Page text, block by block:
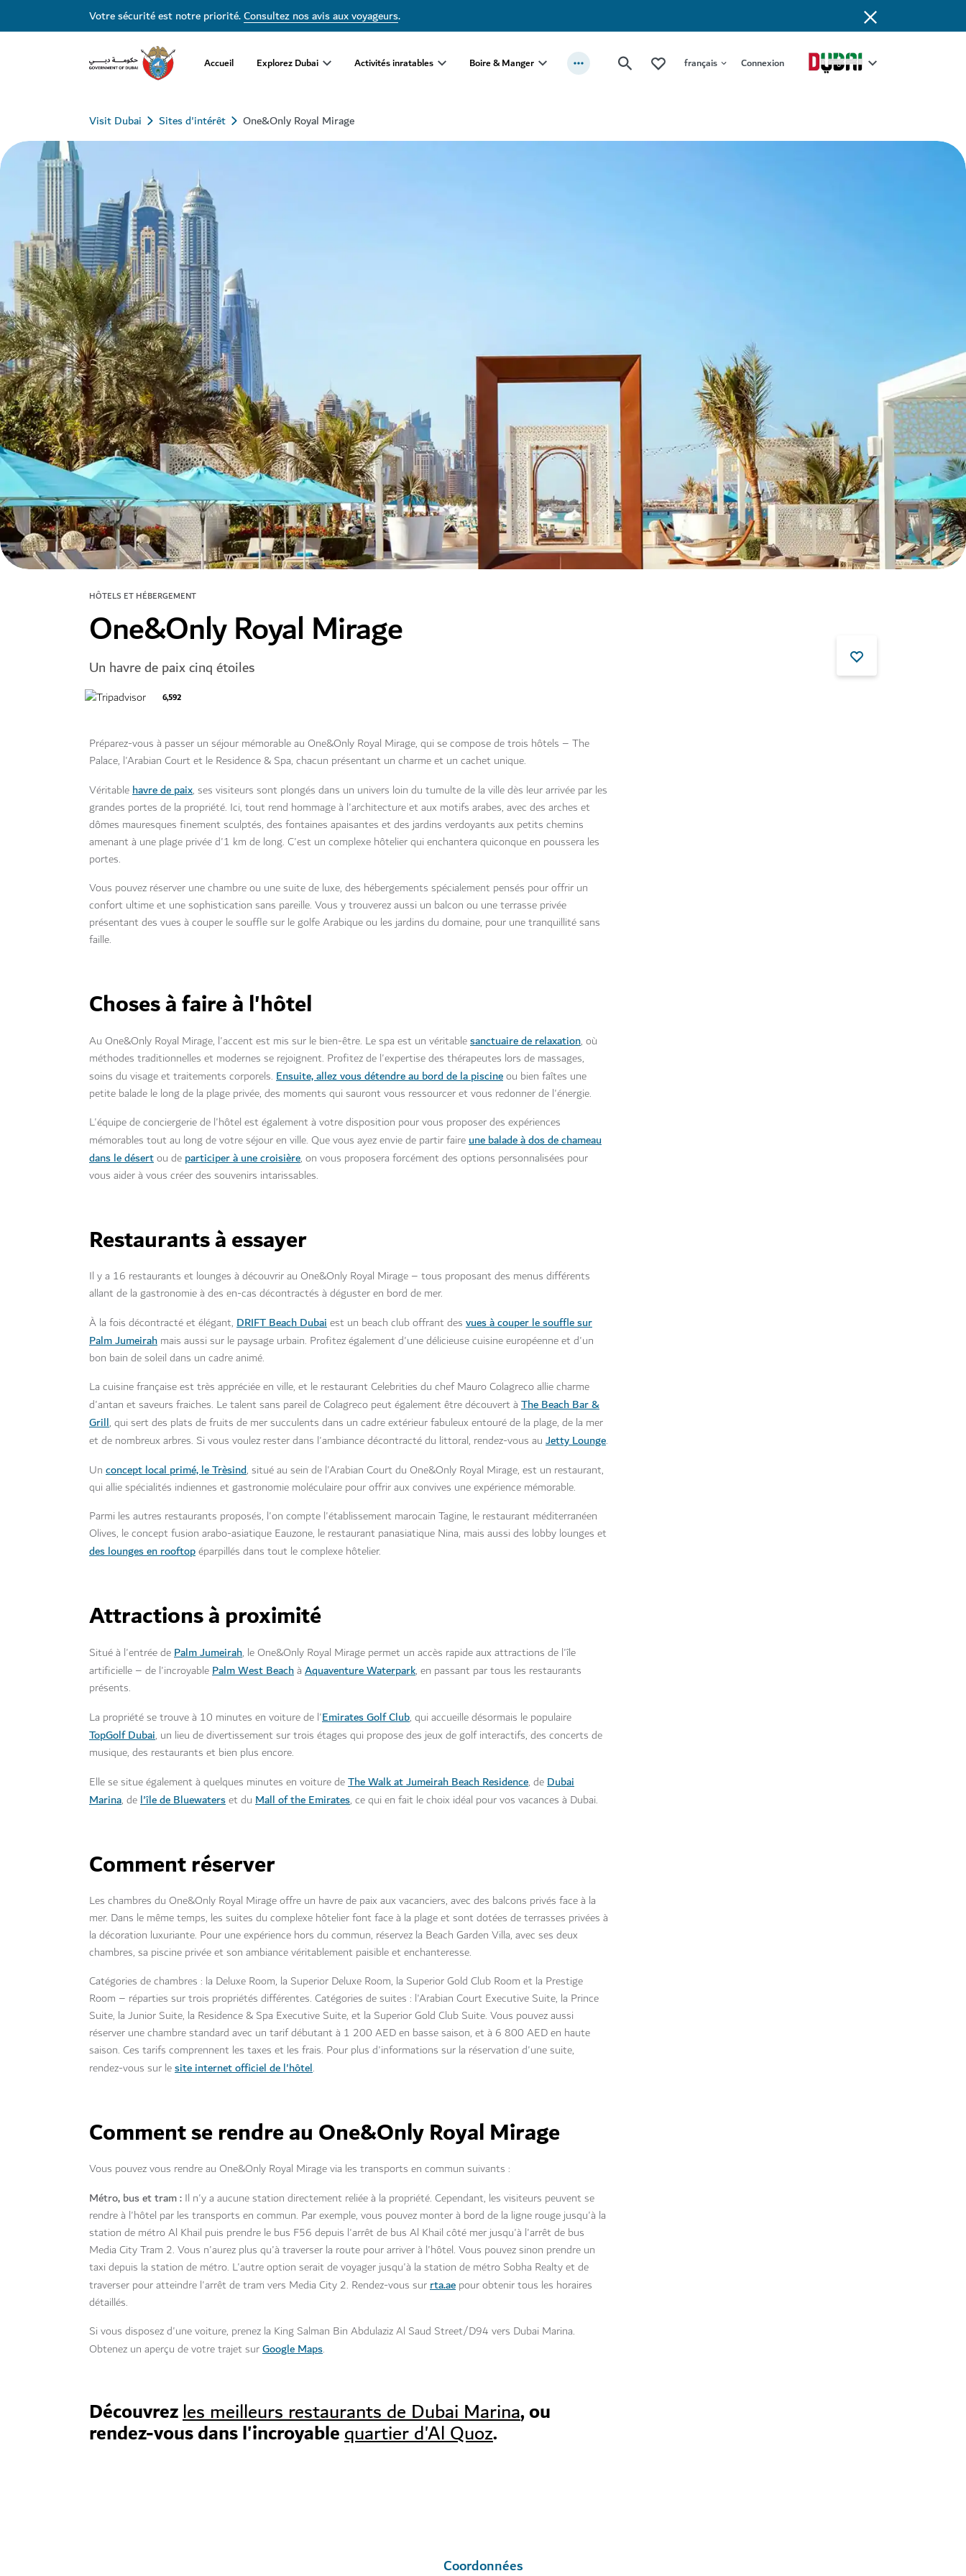
Votre sécurité est notre priorité.Consultez nos avis aux voyageurs.
Accueil Explorez Dubai Activités inratables Boire & Manger français Connexion
Visit Dubai Sites d'intérêt One&Only Royal Mirage
HÔTELS ET HÉBERGEMENT
One&Only Royal Mirage
Un havre de paix cinq étoiles
6,592
Préparez-vous à passer un séjour mémorable au One&Only Royal Mirage, qui se compose de trois hôtels – The
Palace, l'Arabian Court et le Residence & Spa, chacun présentant un charme et un cachet unique.
Véritablehavre de paix, ses visiteurs sont plongés dans un univers loin du tumulte de la ville dès leur arrivée par les
grandes portes de la propriété. Ici, tout rend hommage à l'architecture et aux motifs arabes, avec des arches et
dômes mauresques finement sculptés, des fontaines apaisantes et des jardins verdoyants aux petits chemins
amenant à une plage privée d'1 km de long. C'est un complexe hôtelier qui enchantera quiconque en poussera les
portes.
Vous pouvez réserver une chambre ou une suite de luxe, des hébergements spécialement pensés pour offrir un
confort ultime et une sophistication sans pareille. Vous y trouverez aussi un balcon ou une terrasse privée
présentant des vues à couper le souffle sur le golfe Arabique ou les jardins du domaine, pour une tranquillité sans
faille.
Choses à faire à l'hôtel
Au One&Only Royal Mirage, l'accent est mis sur le bien-être. Le spa est un véritablesanctuaire de relaxation, où
méthodes traditionnelles et modernes se rejoignent. Profitez de l'expertise des thérapeutes lors de massages,
soins du visage et traitements corporels. Ensuite, allez vous détendre au bord de la piscineou bien faîtes une
petite balade le long de la plage privée, des moments qui sauront vous ressourcer et vous redonner de l'énergie.
L'équipe de conciergerie de l'hôtel est également à votre disposition pour vous proposer des expériences
mémorables tout au long de votre séjour en ville. Que vous ayez envie de partir faireune balade à dos de chameau
dans le désertou de participer à une croisière, on vous proposera forcément des options personnalisées pour
vous aider à vous créer des souvenirs intarissables.
Restaurants à essayer
Il y a 16 restaurants et lounges à découvrir au One&Only Royal Mirage – tous proposant des menus différents
allant de la gastronomie à des en-cas décontractés à déguster en bord de mer.
À la fois décontracté et élégant, DRIFT Beach Dubaiest un beach club offrant des vues à couper le souffle sur
Palm Jumeirah mais aussi sur le paysage urbain. Profitez également d'une délicieuse cuisine européenne et d'un
bon bain de soleil dans un cadre animé.
La cuisine française est très appréciée en ville, et le restaurant Celebrities du chef Mauro Colagreco allie charme
d'antan et saveurs fraiches. Le talent sans pareil de Colagreco peut également être découvert à The Beach Bar &
Grill, qui sert des plats de fruits de mer succulents dans un cadre extérieur fabuleux entouré de la plage, de la mer
et de nombreux arbres. Si vous voulez rester dans l'ambiance décontracté du littoral, rendez-vous au Jetty Lounge.
Un concept local primé, le Trèsind, situé au sein de l'Arabian Court du One&Only Royal Mirage, est un restaurant,
qui allie spécialités indiennes et gastronomie moléculaire pour offrir aux convives une expérience mémorable.
Parmi les autres restaurants proposés, l'on compte l'établissement marocain Tagine, le restaurant méditerranéen
Olives, le concept fusion arabo-asiatique Eauzone, le restaurant panasiatique Nina, mais aussi des lobby lounges et
des lounges en rooftopéparpillés dans tout le complexe hôtelier.
Attractions à proximité
Situé à l'entrée dePalm Jumeirah, le One&Only Royal Mirage permet un accès rapide aux attractions de l'île
artificielle – de l'incroyablePalm West Beachà Aquaventure Waterpark, en passant par tous les restaurants
présents.
La propriété se trouve à 10 minutes en voiture de l'Emirates Golf Club, qui accueille désormais le populaire
TopGolf Dubai, un lieu de divertissement sur trois étages qui propose des jeux de golf interactifs, des concerts de
musique, des restaurants et bien plus encore.
Elle se situe également à quelques minutes en voiture deThe Walk at Jumeirah Beach Residence, deDubai
Marina, del'île de Bluewaterset du Mall of the Emirates, ce qui en fait le choix idéal pour vos vacances à Dubai.
Comment réserver
Les chambres du One&Only Royal Mirage offre un havre de paix aux vacanciers, avec des balcons privés face à la
mer. Dans le même temps, les suites du complexe hôtelier font face à la plage et sont dotées de terrasses privées à
la décoration luxuriante. Pour une expérience hors du commun, réservez la Beach Garden Villa, avec ses deux
chambres, sa piscine privée et son ambiance véritablement paisible et enchanteresse.
Catégories de chambres : la Deluxe Room, la Superior Deluxe Room, la Superior Gold Club Room et la Prestige
Room – réparties sur trois propriétés différentes. Catégories de suites : l'Arabian Court Executive Suite, la Prince
Suite, la Junior Suite, la Residence & Spa Executive Suite, et la Superior Gold Club Suite. Vous pouvez aussi
réserver une chambre standard avec un tarif débutant à 1 200 AED en basse saison, et à 6 800 AED en haute
saison. Ces tarifs comprennent les taxes et les frais. Pour plus d'informations sur la réservation d'une suite,
rendez-vous sur lesite internet officiel de l'hôtel.
Comment se rendre au One&Only Royal Mirage
Vous pouvez vous rendre au One&Only Royal Mirage via les transports en commun suivants :
Métro, bus et tram : Il n'y a aucune station directement reliée à la propriété. Cependant, les visiteurs peuvent se
rendre à l'hôtel par les transports en commun. Par exemple, vous pouvez monter à bord de la ligne rouge jusqu'à la
station de métro Al Khail puis prendre le bus F56 depuis l'arrêt de bus Al Khail côté mer jusqu'à l'arrêt de bus
Media City Tram 2. Vous n'aurez plus qu'à traverser la route pour arriver à l'hôtel. Vous pouvez sinon prendre un
taxi depuis la station de métro. L'autre option serait de voyager jusqu'à la station de métro Sobha Realty et de
traverser pour atteindre l'arrêt de tram vers Media City 2. Rendez-vous surrta.ae pour obtenir tous les horaires
détaillés.
Si vous disposez d'une voiture, prenez la King Salman Bin Abdulaziz Al Saud Street/D94 vers Dubai Marina.
Obtenez un aperçu de votre trajet surGoogle Maps.
Découvrezles meilleurs restaurants de Dubai Marina, ou
rendez-vous dans l'incroyablequartier d'Al Quoz.
Coordonnées